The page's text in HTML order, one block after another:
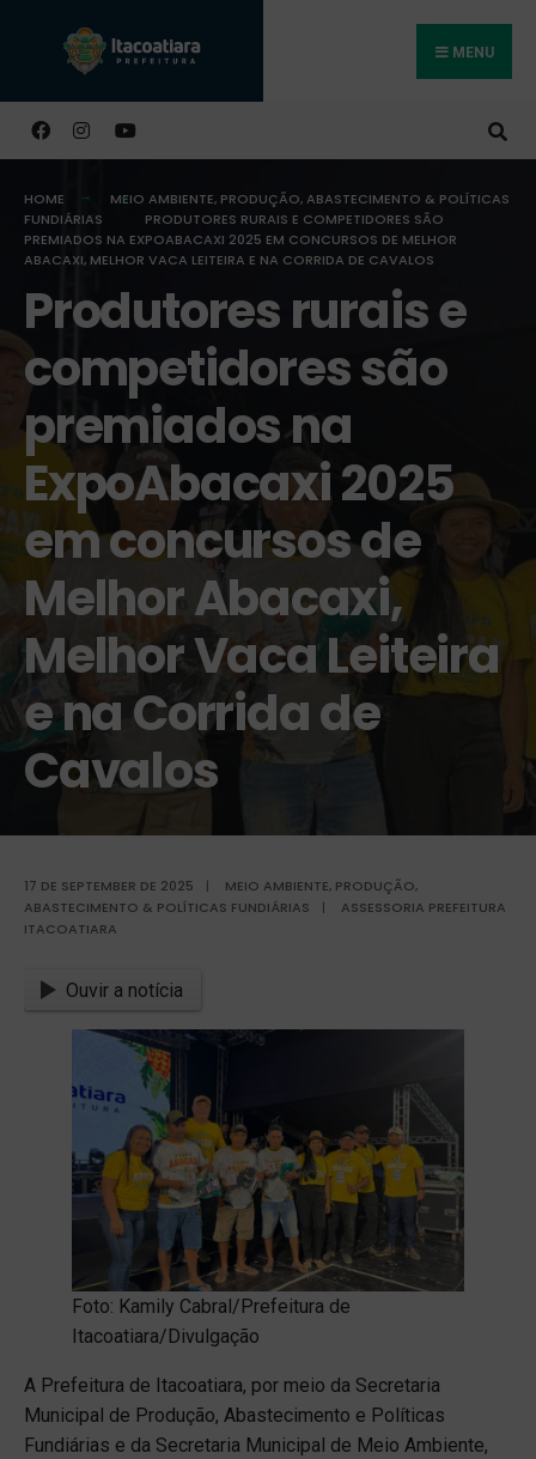
MENU
HOME MEIO AMBIENTE, PRODUÇÃO, ABASTECIMENTO & POLÍTICAS
FUNDIÁRIAS
PRODUTORES RURAIS E COMPETIDORES SÃO
PREMIADOS NA EXPOABACAXI 2025 EM CONCURSOS DE MELHOR
ABACAXI, MELHOR VACA LEITEIRA E NA CORRIDA DE CAVALOS
Produtores rurais e
competidores são
premiados na
ExpoAbacaxi 2025
em concursos de
Melhor Abacaxi,
Melhor Vaca Leiteira
e na Corrida de
Cavalos
17 DE SEPTEMBER DE 2025 | MEIO AMBIENTE, PRODUÇÃO,
ABASTECIMENTO & POLÍTICAS FUNDIÁRIAS
|
ASSESSORIA PREFEITURA
ITACOATIARA
Ouvir a notícia
Foto: Kamily Cabral/Prefeitura de
Itacoatiara/Divulgação
A Prefeitura de Itacoatiara, por meio da Secretaria
Municipal de Produção, Abastecimento e Políticas
Fundiárias e da Secretaria Municipal de Meio Ambiente,
Buscar